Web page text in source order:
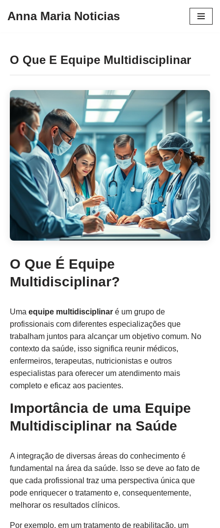
conteúdo
Anna Maria Noticias
O Que E Equipe Multidisciplinar
O Que É Equipe
Multidisciplinar?
Uma equipe multidisciplinar é um grupo de
profissionais com diferentes especializações que
trabalham juntos para alcançar um objetivo comum. No
contexto da saúde, isso significa reunir médicos,
enfermeiros, terapeutas, nutricionistas e outros
especialistas para oferecer um atendimento mais
completo e eficaz aos pacientes.
Importância de uma Equipe
Multidisciplinar na Saúde
A integração de diversas áreas do conhecimento é
fundamental na área da saúde. Isso se deve ao fato de
que cada profissional traz uma perspectiva única que
pode enriquecer o tratamento e, consequentemente,
melhorar os resultados clínicos.
Por exemplo, em um tratamento de reabilitação, um